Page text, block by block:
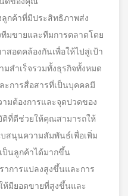
กค้าที่มีประสิทธิภาพส่ง
มขายและทีมการตลาดโดย
สอดคล้องกันเพื่อให้ไปสู่เป้า
สำเร็จรวมทั้งธุรกิจทั้งหมด
ะการสื่อสารที่เป็นบุคคลมี
ามต้องการและจุดปวดของ
ที่ดีช่วยให้คุณสามารถให้
สนุนความสัมพันธ์เพื่อเพิ่ม
ป็นลูกค้าได้มากขึ้น
าการแปลงสูงขึ้นและการ
ห้มียอดขายที่สูงขึ้นและ